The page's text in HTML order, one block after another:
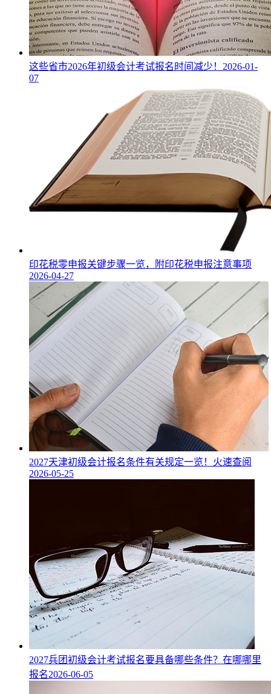
这些省市2026年初级会计考试报名时间减少！ 2026-01-
07
印花税零申报关键步骤一览，附印花税申报注意事项
2026-04-27
2027天津初级会计报名条件有关规定一览！火速查阅
2026-05-25
2027兵团初级会计考试报名要具备哪些条件？在哪哪里
报名2026-06-05